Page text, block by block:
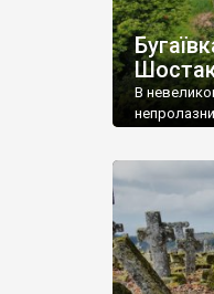
В
потім
століття
палацу